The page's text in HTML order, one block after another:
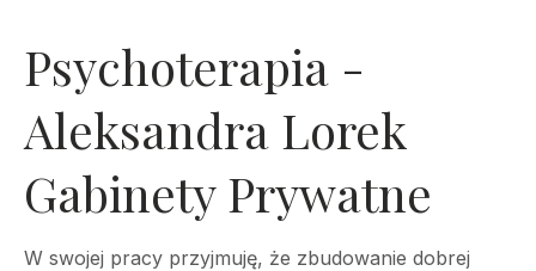
Psychoterapia -
Aleksandra Lorek
Gabinety Prywatne
W swojej pracy przyjmuję, że zbudowanie dobrej